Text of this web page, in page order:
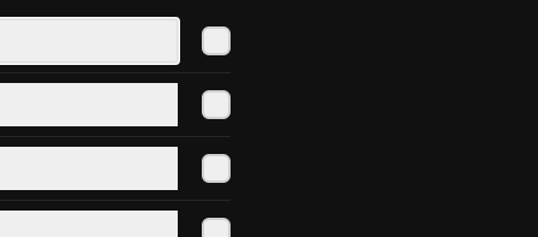
#65 gohan veggie
champiñón, palta, choclo,
palmitos,queso crema, cebollín en
base de arroz.
$7.500